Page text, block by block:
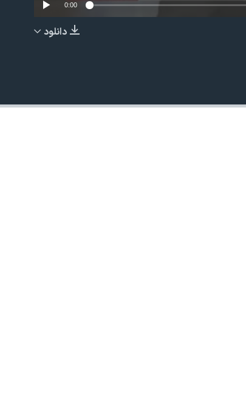
EMBED
0:00
دانلود